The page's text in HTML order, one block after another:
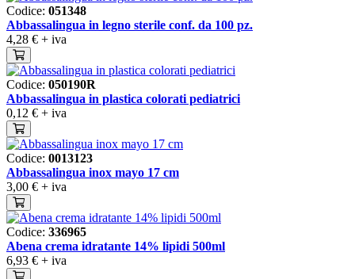
Codice: 051348
Abbassalingua in legno sterile conf. da 100 pz.
4,28 € + iva
Codice: 050190R
Abbassalingua in plastica colorati pediatrici
0,12 € + iva
Codice: 0013123
Abbassalingua inox mayo 17 cm
3,00 € + iva
Codice: 336965
Abena crema idratante 14% lipidi 500ml
6,93 € + iva